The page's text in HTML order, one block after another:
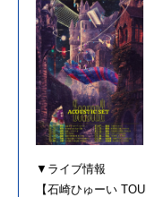
▼ライブ情報
【⽯崎ひゅーい